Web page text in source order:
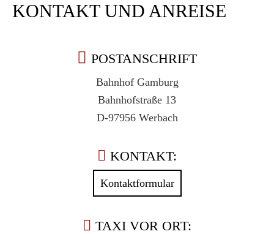
KONTAKT UND ANREISE
POSTANSCHRIFT
Bahnhof Gamburg
Bahnhofstraße 13
D-97956 Werbach
KONTAKT:
Kontaktformular
TAXI VOR ORT: